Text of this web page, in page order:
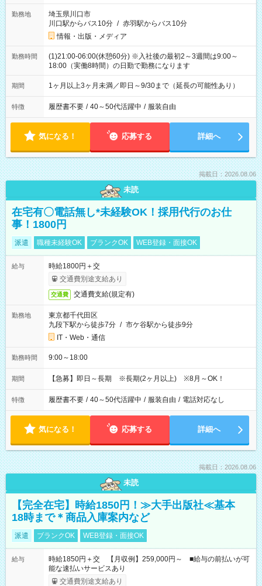
勤務地
埼玉県川口市
川口駅からバス10分 / 赤羽駅からバス10分
情報・出版・メディア
勤務時間
(1)21:00-06:00(休憩60分) ※入社後の最初2～3週間は9:00～
18:00（実働8時間）の日勤で勤務になります
期間 1ヶ月以上3ヶ月未満／即日～9/30まで（延長の可能性あり）
特徴 履歴書不要 / 40～50代活躍中 / 服装自由
気になる！ 応募する 詳細へ
掲載日：2026.08.06
未読
在宅有〇電話無し*未経験OK！採用代行のお仕
事！1800円
派遣 職種未経験OK ブランクOK WEB登録・面接OK
給与
時給1800円＋交
交通費別途支給あり
交通費 交通費支給(規定有)
勤務地
東京都千代田区
九段下駅から徒歩7分 / 市ケ谷駅から徒歩9分
IT・Web・通信
勤務時間 9:00～18:00
期間 【急募】即日～長期 ※長期(2ヶ月以上) ※8月～OK！
特徴 履歴書不要 / 40～50代活躍中 / 服装自由 / 電話対応なし
気になる！ 応募する 詳細へ
掲載日：2026.08.06
未読
【完全在宅】時給1850円！≫大手出版社≪基本
18時まで＊商品入庫案内など
派遣 ブランクOK WEB登録・面接OK
給与
時給1850円＋交 【月収例】259,000円～ ■給与の前払いが可
能な速払いサービスあり
交通費別途支給あり